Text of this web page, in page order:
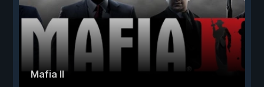
Mafia II